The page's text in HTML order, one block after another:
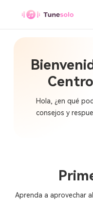
Hola, ¿en qué
consejos y
Aprenda a aprovechar